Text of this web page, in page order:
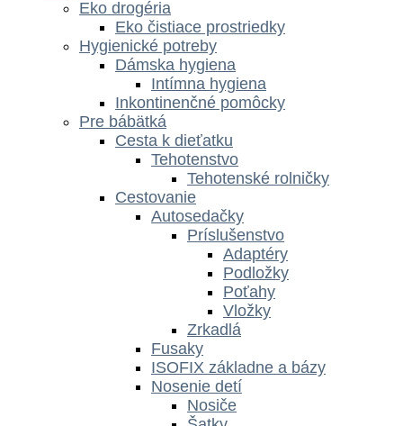
Eko drogéria
Eko čistiace prostriedky
Hygienické potreby
Dámska hygiena
Intímna hygiena
Inkontinenčné pomôcky
Pre bábätká
Cesta k dieťatku
Tehotenstvo
Tehotenské rolničky
Cestovanie
Autosedačky
Príslušenstvo
Adaptéry
Podložky
Poťahy
Vložky
Zrkadlá
Fusaky
ISOFIX základne a bázy
Nosenie detí
Nosiče